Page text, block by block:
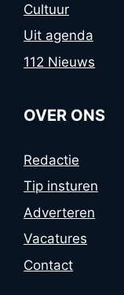
Cultuur
Uit agenda
112 Nieuws
OVER ONS
Redactie
Tip insturen
Adverteren
Vacatures
Contact